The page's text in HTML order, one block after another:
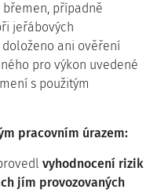
případně
jeřábových
ani ověření
pro výkon uvedené
s použitým
pracovním úrazem:
vyhodnocení rizik
jím provozovaných